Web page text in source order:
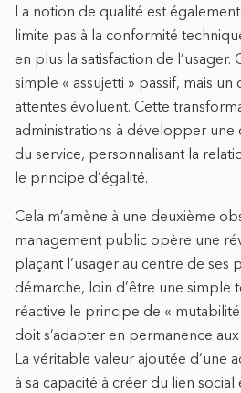
La notion de qualité est
limite pas à la conformité
en plus la satisfaction de l’usager.
simple « assujetti » passif, mais
attentes évoluent. Cette
administrations à développer une
du service, personnalisant la
le principe d’égalité.
Cela m’amène à une deuxième
management public opère une
plaçant l’usager au centre de ses
démarche, loin d’être une simple
réactive le principe de «
doit s’adapter en permanence
La véritable valeur ajoutée d’une
à sa capacité à créer du lien